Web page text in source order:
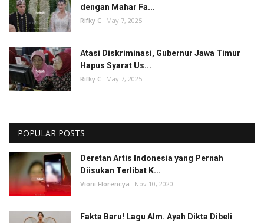
dengan Mahar Fa...
Rifky C May 7, 2025
Atasi Diskriminasi, Gubernur Jawa Timur
Hapus Syarat Us...
Rifky C May 7, 2025
POPULAR POSTS
Deretan Artis Indonesia yang Pernah
Diisukan Terlibat K...
Vioni Florencya Nov 10, 2020
Fakta Baru! Lagu Alm. Ayah Dikta Dibeli